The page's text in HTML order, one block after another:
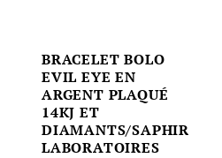
BRACELET BOLO
EVIL EYE EN
ARGENT PLAQUÉ
14KJ ET
DIAMANTS/SAPHIR
LABORATOIRES